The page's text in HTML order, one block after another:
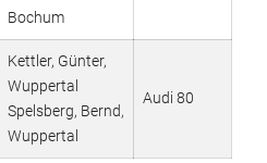
Bochum
Kettler, Günter,
Wuppertal
Spelsberg, Bernd,
Wuppertal
Audi 80